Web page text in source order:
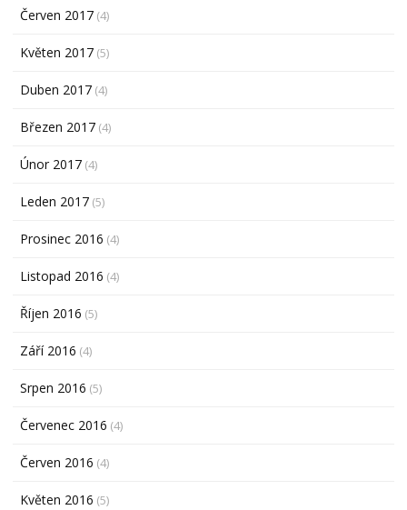
Červen 2017 (4)
Květen 2017 (5)
Duben 2017 (4)
Březen 2017 (4)
Únor 2017 (4)
Leden 2017 (5)
Prosinec 2016 (4)
Listopad 2016 (4)
Říjen 2016 (5)
Září 2016 (4)
Srpen 2016 (5)
Červenec 2016 (4)
Červen 2016 (4)
Květen 2016 (5)